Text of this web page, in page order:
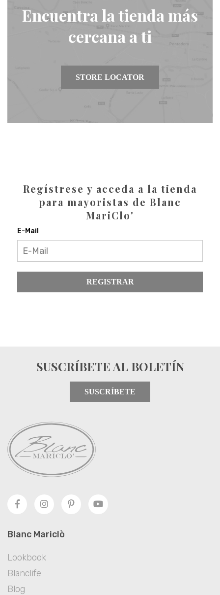
Encuentra la tienda más
cercana a ti
STORE LOCATOR
Regístrese y acceda a la tienda
para mayoristas de Blanc
MariClo'
E-Mail
REGISTRAR
SUSCRÍBETE AL BOLETÍN
SUSCRÍBETE
Blanc Mariclò
Lookbook
Blanclife
Blog